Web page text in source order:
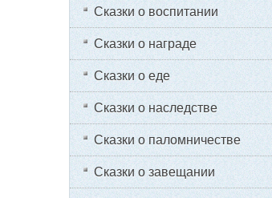
Сказки о воспитании
Сказки о награде
Сказки о еде
Сказки о наследстве
Сказки о паломничестве
Сказки о завещании